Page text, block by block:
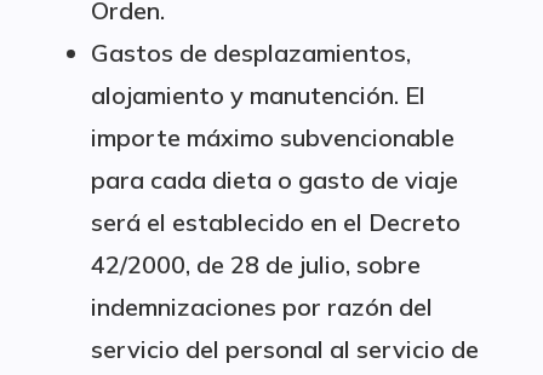
Orden.
Gastos de desplazamientos,
alojamiento y manutención. El
importe máximo subvencionable
para cada dieta o gasto de viaje
será el establecido en el Decreto
42/2000, de 28 de julio, sobre
indemnizaciones por razón del
servicio del personal al servicio de